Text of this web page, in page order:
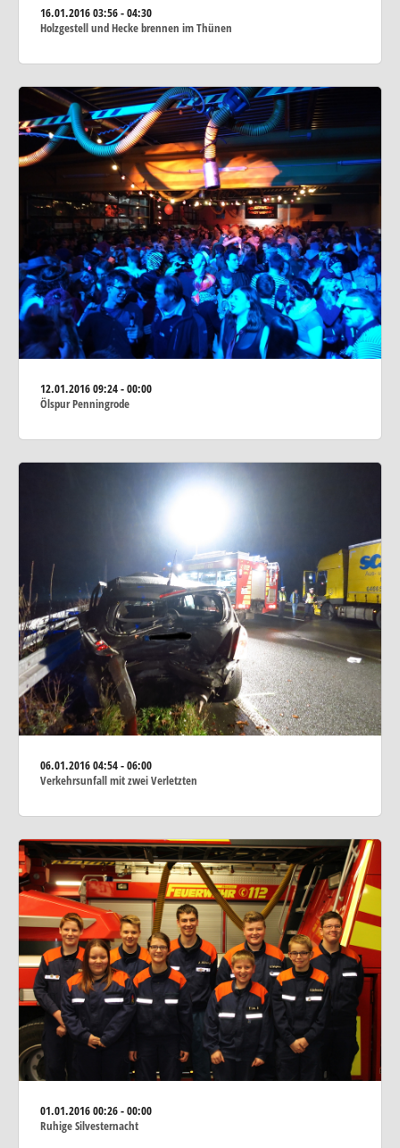
16.01.201603:56 - 04:30
Holzgestell und Hecke brennen im Thünen
12.01.201609:24 - 00:00
Ölspur Penningrode
06.01.201604:54 - 06:00
Verkehrsunfall mit zwei Verletzten
01.01.201600:26 - 00:00
Ruhige Silvesternacht